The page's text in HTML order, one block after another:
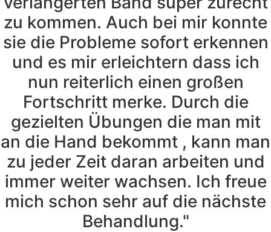
zu kommen. Auch bei mir konnte
sie die Probleme sofort erkennen
und es mir erleichtern dass ich
nun reiterlich einen großen
Fortschritt merke. Durch die
gezielten Übungen die man mit
an die Hand bekommt , kann man
zu jeder Zeit daran arbeiten und
immer weiter wachsen. Ich freue
mich schon sehr auf die nächste
Behandlung."